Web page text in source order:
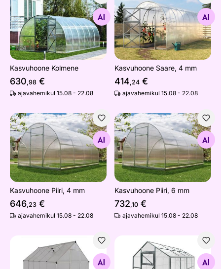
Kasvuhoone Kolmene
Otsi sarnaseid
Kasvuhoone Kolmene
630,98 €
ajavahemikul 15.08 - 22.08
Kasvuhoone Saare, 4 mm
Otsi sarnaseid
Kasvuhoone Saare, 4 mm
414,24 €
ajavahemikul 15.08 - 22.08
Kasvuhoone Piiri, 4 mm
Otsi sarnaseid
Kasvuhoone Piiri, 4 mm
646,23 €
ajavahemikul 15.08 - 22.08
Kasvuhoone Piiri, 6 mm
Otsi sarnaseid
Kasvuhoone Piiri, 6 mm
732,10 €
ajavahemikul 15.08 - 22.08
Kasvuhoone 1,77x4,22 m 8 m²
Otsi sarnaseid
Viilkasvuhoone Klassik, 4
Otsi sarnaseid